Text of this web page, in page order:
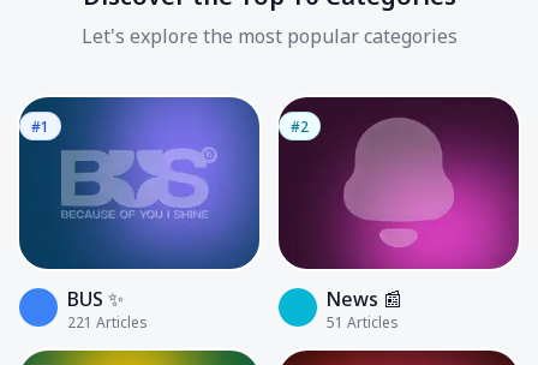
Let's explore the most popular categories
#1
BUS ✨
221 Articles
#2
News 📰
51 Articles